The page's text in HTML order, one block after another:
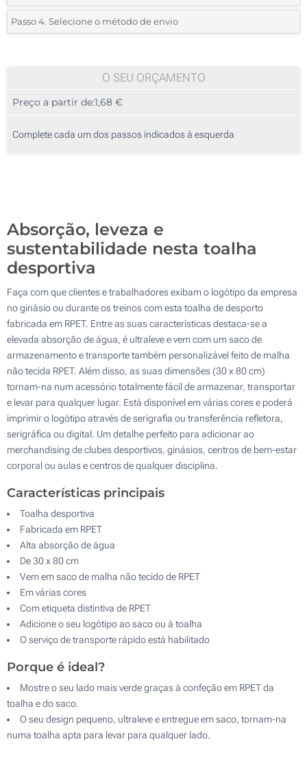
1 Cor (Na toalha)
*Quantidade mínima:25
50
125
Passo 4. Selecione o método de envio
O SEU ORÇAMENTO
Preço a partir de:1,68 €
Complete cada um dos passos indicados à esquerda
Absorção, leveza e
sustentabilidade nesta toalha
desportiva
Faça com que clientes e trabalhadores exibam o logótipo da empresa
no ginásio ou durante os treinos com esta toalha de desporto
fabricada em RPET. Entre as suas características destaca-se a
elevada absorção de água, é ultraleve e vem com um saco de
armazenamento e transporte também personalizável feito de malha
não tecida RPET. Além disso, as suas dimensões (30 x 80 cm)
tornam-na num acessório totalmente fácil de armazenar, transportar
e levar para qualquer lugar. Está disponível em várias cores e poderá
imprimir o logótipo através de serigrafia ou transferência refletora,
serigráfica ou digital. Um detalhe perfeito para adicionar ao
merchandising de clubes desportivos, ginásios, centros de bem-estar
corporal ou aulas e centros de qualquer disciplina.
Características principais
Toalha desportiva
Fabricada em RPET
Alta absorção de água
De 30 x 80 cm
Vem em saco de malha não tecido de RPET
Em várias cores
Com etiqueta distintiva de RPET
Adicione o seu logótipo ao saco ou à toalha
O serviço de transporte rápido está habilitado
Porque é ideal?
Mostre o seu lado mais verde graças à confeção em RPET da
toalha e do saco.
O seu design pequeno, ultraleve e entregue em saco, tornam-na
numa toalha apta para levar para qualquer lado.